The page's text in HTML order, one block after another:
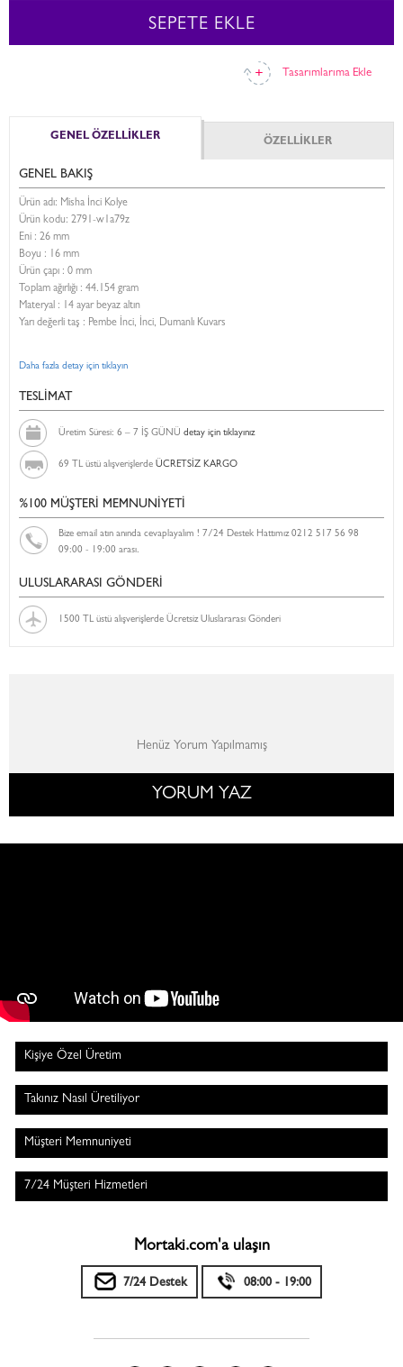
Tasarımlarıma Ekle
SEPETE EKLE
GENEL ÖZELLİKLER ÖZELLİKLER
GENEL BAKIŞ
Ürün adı: Misha İnci Kolye
Ürün kodu: 2791-w1a79z
Eni : 26 mm
Boyu : 16 mm
Ürün çapı : 0 mm
Toplam ağırlığı : 44.154 gram
Materyal : 14 ayar beyaz altın
Yarı değerli taş : Pembe İnci, İnci, Dumanlı Kuvars
Daha fazla detay için tıklayın
TESLİMAT
Üretim Süresi: 6 – 7 İŞ GÜNÜ detay için tıklayınız
69 TL üstü alışverişlerde ÜCRETSİZ KARGO
%100 MÜŞTERİ MEMNUNİYETİ
Bize email atın anında cevaplayalım ! 7/24 Destek Hattımız 0212 517 56 98
09:00 - 19:00 arası.
ULUSLARARASI GÖNDERİ
1500 TL üstü alışverişlerde Ücretsiz Uluslararası Gönderi
Henüz Yorum Yapılmamış
YORUM YAZ
Kişiye Özel Üretim
Takınız Nasıl Üretiliyor
Müşteri Memnuniyeti
7/24 Müşteri Hizmetleri
Mortaki.com'a ulaşın
7/24 Destek 08:00 - 19:00